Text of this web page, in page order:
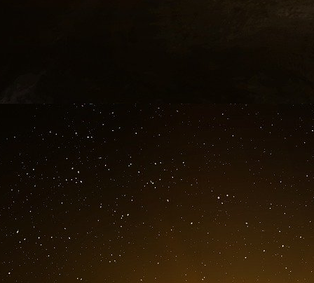
Politico